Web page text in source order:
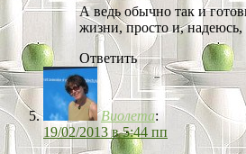
А ведь обычно так и
жизни, просто и,
Ответить
Виолета:
19/02/2013 в 5:44 пп